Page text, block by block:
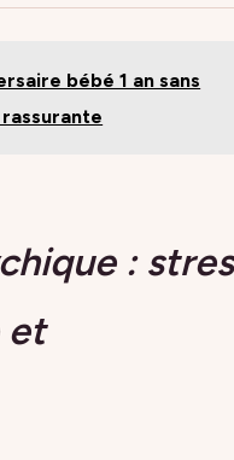
bébé 1 an sans
:
et